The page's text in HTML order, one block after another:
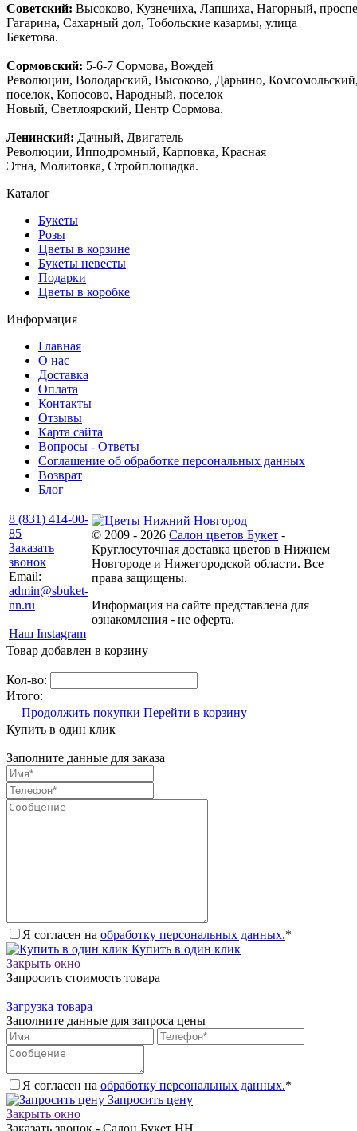
Советский: Высоково, Кузнечиха, Лапшиха, Нагорный,
Гагарина, Сахарный дол, Тобольские казармы, улица
Бекетова.
Сормовский: 5-6-7 Сормова, Вождей
Революции, Володарский, Высоково, Дарьино,
поселок, Копосово, Народный, поселок
Новый, Светлоярский, Центр Сормова.
Ленинский: Дачный, Двигатель
Революции, Ипподромный, Карповка, Красная
Этна, Молитовка, Стройплощадка.
Каталог
Букеты
Розы
Цветы в корзине
Букеты невесты
Подарки
Цветы в коробке
Информация
Главная
О нас
Доставка
Оплата
Контакты
Отзывы
Карта сайта
Вопросы - Ответы
Соглашение об обработке персональных данных
Возврат
Блог
8 (831) 414-00-
85
Заказать
звонок
Email:
admin@sbuket-
nn.ru
Наш Instagram
© 2009 - 2026 Салон цветов Букет -
Круглосуточная доставка цветов в Нижнем
Новгороде и Нижегородской области. Все
права защищены.
Информация на сайте представлена для
ознакомления - не оферта.
Товар добавлен в корзину
Кол-во:
Итого:
Продолжить покупки Перейти в корзину
Купить в один клик
Заполните данные для заказа
Я согласен на обработку персональных данных.*
Купить в один клик
Закрыть окно
Запросить стоимость товара
Загрузка товара
Заполните данные для запроса цены
Я согласен на обработку персональных данных.*
Запросить цену
Закрыть окно
Заказать звонок - Салон Букет НН